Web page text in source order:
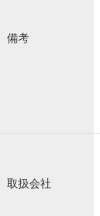
備考
取扱会社